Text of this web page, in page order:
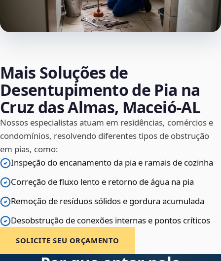
Mais Soluções de
Desentupimento de Pia na
Cruz das Almas, Maceió‑AL
Nossos especialistas atuam em residências, comércios e
condomínios, resolvendo diferentes tipos de obstrução
em pias, como:
Inspeção do encanamento da pia e ramais de cozinha
Correção de fluxo lento e retorno de água na pia
Remoção de resíduos sólidos e gordura acumulada
Desobstrução de conexões internas e pontos críticos
SOLICITE SEU ORÇAMENTO